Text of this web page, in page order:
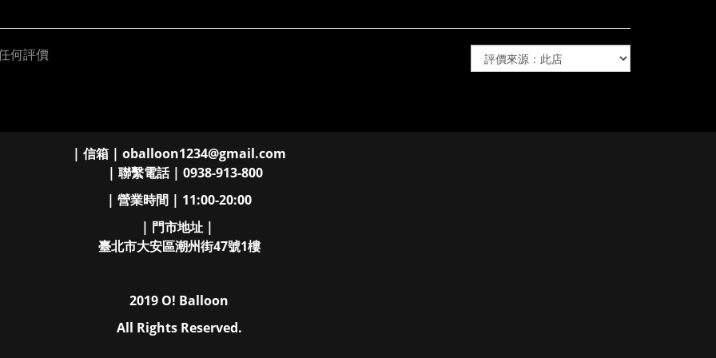
何評價
| 信箱 | oballoon1234@gmail.com
| 聯繫電話 | 0938-913-800
| 營業時間 | 11:00-20:00
| 門市地址 |
臺北市大安區潮州街47號1樓
2019 O! Balloon
All Rights Reserved.